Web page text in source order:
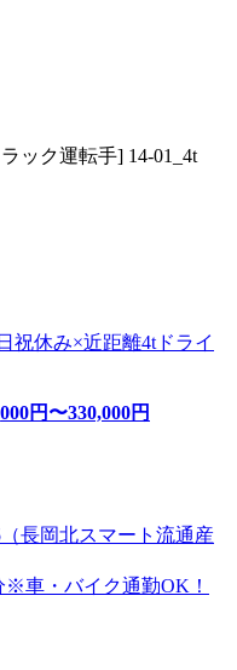
ック運転手] 14-01_4t
祝休み×近距離4tドライ
円〜330,000円
長岡北スマート流通産
※車・バイク通勤OK！